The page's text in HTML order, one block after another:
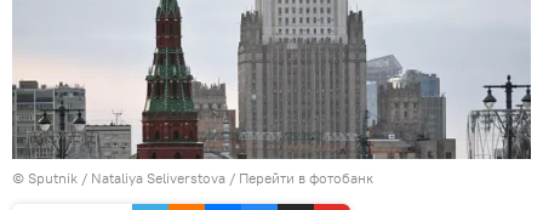
© Sputnik / Nataliya Seliverstova / Перейти в фотобанк